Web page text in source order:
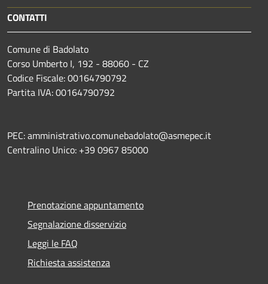
CONTATTI
Comune di Badolato
Corso Umberto I, 192 - 88060 - CZ
Codice Fiscale: 00164790792
Partita IVA: 00164790792
PEC: amministrativo.comunebadolato@asmepec.it
Centralino Unico: +39 0967 85000
Prenotazione appuntamento
Segnalazione disservizio
Leggi le FAQ
Richiesta assistenza